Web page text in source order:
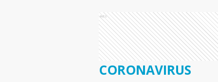
Ads
CORONAVIRUS